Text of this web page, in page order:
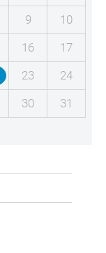
9
10
16
17
23
24
30 31